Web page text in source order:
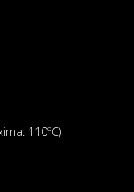
110ºC)